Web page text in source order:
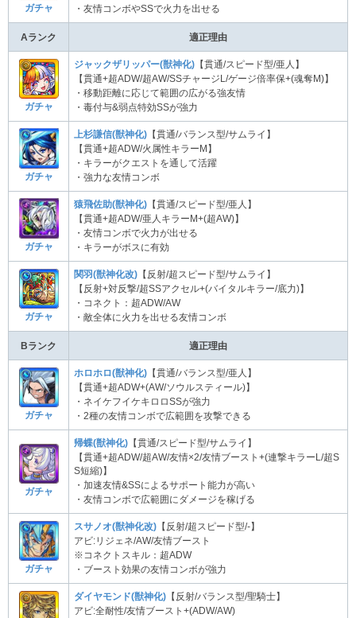
ガチャ
・友情コンボやSSで火力を出せる
Aランク 適正理由
ガチャ
ジャックザリッパー(獣神化) 【貫通/スピード型/亜人】
【貫通+超ADW/超AW/SSチャージL/ゲージ倍率保+(魂奪M)】
・移動距離に応じて範囲の広がる強友情
・毒付与&弱点特効SSが強力
ガチャ
上杉謙信(獣神化) 【貫通/バランス型/サムライ】
【貫通+超ADW/火属性キラーM】
・キラーがクエストを通して活躍
・強力な友情コンボ
ガチャ
猿飛佐助(獣神化) 【貫通/スピード型/亜人】
【貫通+超ADW/亜人キラーM+(超AW)】
・友情コンボで火力が出せる
・キラーがボスに有効
ガチャ
関羽(獣神化改) 【反射/超スピード型/サムライ】
【反射+対反撃/超SSアクセル+(バイタルキラー/底力)】
・コネクト：超ADW/AW
・敵全体に火力を出せる友情コンボ
Bランク 適正理由
ガチャ
ホロホロ(獣神化) 【貫通/バランス型/亜人】
【貫通+超ADW+(AW/ソウルスティール)】
・ネイケフイケキロロSSが強力
・2種の友情コンボで広範囲を攻撃できる
ガチャ
帰蝶(獣神化) 【貫通/スピード型/サムライ】
【貫通+超ADW/超AW/友情×2/友情ブースト+(連撃キラーL/超S
S短縮)】
・加速友情&SSによるサポート能力が高い
・友情コンボで広範囲にダメージを稼げる
ガチャ
スサノオ(獣神化改) 【反射/超スピード型/-】
アビ:リジェネ/AW/友情ブースト
※コネクトスキル：超ADW
・ブースト効果の友情コンボが強力
ダイヤモンド(獣神化) 【反射/バランス型/聖騎士】
アビ:全耐性/友情ブースト+(ADW/AW)